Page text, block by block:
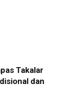
Takalar
dan